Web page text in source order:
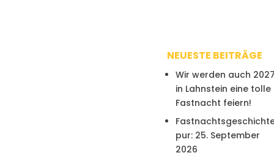
NEUESTE BEITRÄGE
Wir werden auch
in Lahnstein eine tolle
Fastnacht feiern!
pur: 25. September
2026